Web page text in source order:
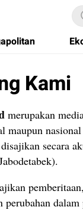
Kami
merupakan
maupun
secara
pemberitaan,
perubahan